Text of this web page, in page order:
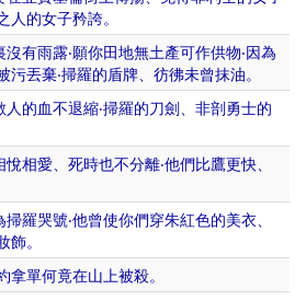
人的女子矜誇。
沒有雨露‧願你田地無土產可作供物‧因為
污丟棄‧掃羅的盾牌、 彷彿未曾抹油。
人的血不退縮‧掃羅的刀劍、 非剖勇士的
悅相愛、 死時也不分離‧他們比鷹更快、
掃羅哭號‧他曾使你們穿朱紅色的美衣、
飾。
拿單何竟在山上被殺。